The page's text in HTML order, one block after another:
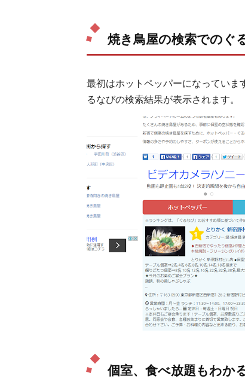
焼き鳥屋の検索でのぐ
最初はホットペッパーになってい
るなびの検索結果が表示されます。
個室、食べ放題もわか